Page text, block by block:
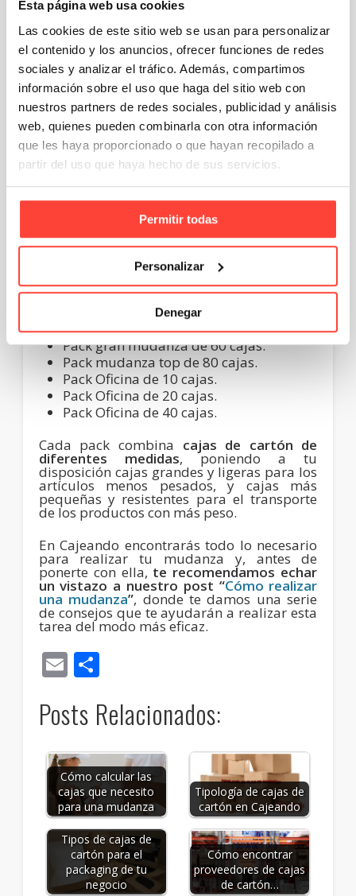
Esta página web usa cookies
Las cookies de este sitio web se usan para personalizar
el contenido y los anuncios, ofrecer funciones de redes
sociales y analizar el tráfico. Además, compartimos
información sobre el uso que haga del sitio web con
nuestros partners de redes sociales, publicidad y análisis
web, quienes pueden combinarla con otra información
que les haya proporcionado o que hayan recopilado a
partir del uso que haya hecho de sus servicios.
Permitir todas
Personalizar
Denegar
las cajas adecuadas al realizar una
mudanza, por ello,en Cajeando podrás
escoger entre diferentespacks de cajas
para mudanzasen función de tus
necesidades, haciéndote con el que más te
convenga en función de los productos que
tengas que empaquetar.
Todos nuestros packsincluyen cajas de
cartón para mudanzas, rollos de precinto,
rollos de plástico de burbujas, etiquetas
adhesivas FRÁGIL y etiquetas para
dispondrás de todo lo necesario para hacer
tu mudanza, sin tener que preocuparte de
nada. Tienes seis packs para mudanzas del
oficina.
Pack mediano de 21 cajas.
Pack grande de 26 cajas.
Pack extra grande de 40 cajas.
Pack gran mudanza de 60 cajas.
Pack mudanza top de 80 cajas.
Pack Oficina de 10 cajas.
Pack Oficina de 20 cajas.
Pack Oficina de 40 cajas.
Cada pack combina cajas de cartón de
diferentes medidas, poniendo a tu
disposición cajas grandes y ligeras para los
artículos menos pesados, y cajas más
pequeñas y resistentes para el transporte
de los productos con más peso.
En Cajeando encontrarás todo lo necesario
para realizar tu mudanza y, antes de
ponerte con ella, te recomendamos echar
un vistazo a nuestro post “Cómo realizar
una mudanza”, donde te damos una serie
de consejos que te ayudarán a realizar esta
tarea del modo más eficaz.
EmailCompartir
Posts Relacionados:
Cómo calcular las
cajas que necesito
para una mudanza
Tipología de cajas de
cartón en Cajeando
Tipos de cajas de
cartón para el
packaging de tu
negocio
Cómo encontrar
proveedores de cajas
de cartón…